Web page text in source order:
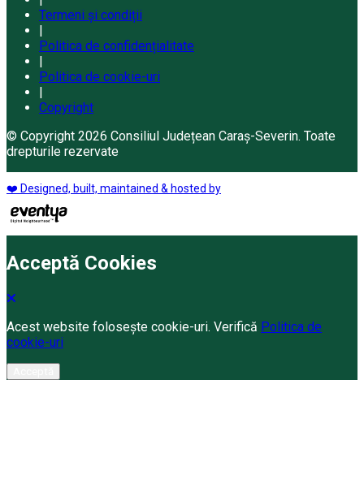
Termeni și condiții
Politica de confidențialitate
Politica de cookie-uri
Copyright
© Copyright 2026 Consiliul Județean Caraș-Severin. Toate
drepturile rezervate
❤️ Designed, built, maintained & hosted by
Acceptă Cookies
Acest website folosește cookie-uri. Verifică Politica de
cookie-uri